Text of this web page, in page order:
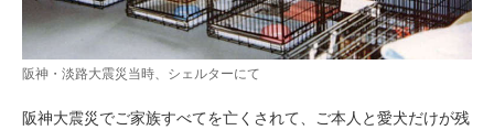
阪神・淡路大震災当時、シェルターにて
阪神大震災でご家族すべてを亡くされて、ご本人と愛犬だけが残